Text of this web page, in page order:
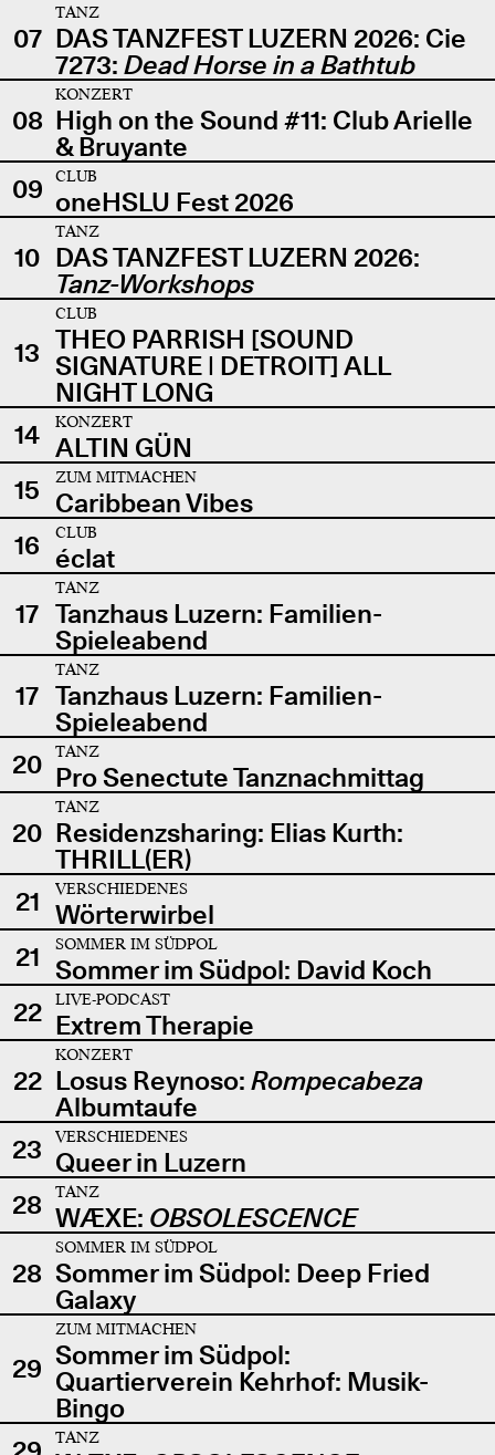
07
TANZ
DAS TANZFEST LUZERN 2026: Cie
7273: Dead Horse in a Bathtub
08
KONZERT
High on the Sound #11: Club Arielle
& Bruyante
09
CLUB
oneHSLU Fest 2026
10
TANZ
DAS TANZFEST LUZERN 2026:
Tanz-Workshops
13
CLUB
THEO PARRISH [SOUND
SIGNATURE | DETROIT] ALL
NIGHT LONG
14
KONZERT
ALTIN GÜN
15
ZUM MITMACHEN
Caribbean Vibes
16
CLUB
éclat
17
TANZ
Tanzhaus Luzern: Familien-
Spieleabend
17
TANZ
Tanzhaus Luzern: Familien-
Spieleabend
20
TANZ
Pro Senectute Tanznachmittag
20
TANZ
Residenzsharing: Elias Kurth:
THRILL(ER)
21
VERSCHIEDENES
Wörterwirbel
21
SOMMER IM SÜDPOL
Sommer im Südpol: David Koch
22
LIVE-PODCAST
Extrem Therapie
22
KONZERT
Losus Reynoso: Rompecabeza
Albumtaufe
23
VERSCHIEDENES
Queer in Luzern
28
TANZ
WÆXE: OBSOLESCENCE
28
SOMMER IM SÜDPOL
Sommer im Südpol: Deep Fried
Galaxy
29
ZUM MITMACHEN
Sommer im Südpol:
Quartierverein Kehrhof: Musik-
Bingo
TANZ